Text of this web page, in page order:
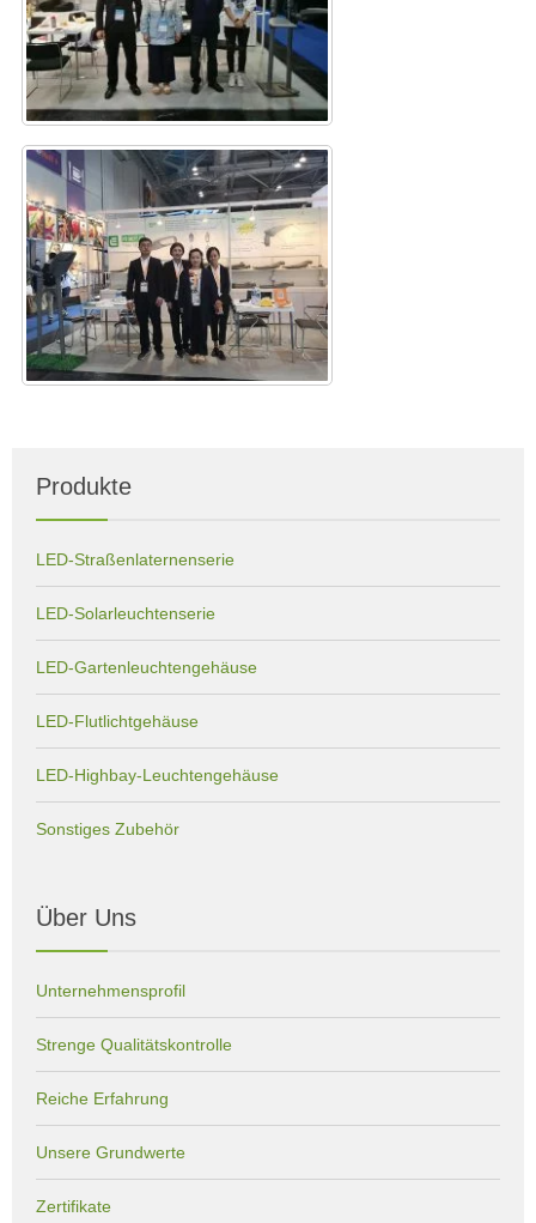
Produkte
LED-Straßenlaternenserie
LED-Solarleuchtenserie
LED-Gartenleuchtengehäuse
LED-Flutlichtgehäuse
LED-Highbay-Leuchtengehäuse
Sonstiges Zubehör
Über Uns
Unternehmensprofil
Strenge Qualitätskontrolle
Reiche Erfahrung
Unsere Grundwerte
Zertifikate